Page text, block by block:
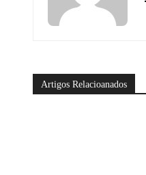
Artigos Relacioanados